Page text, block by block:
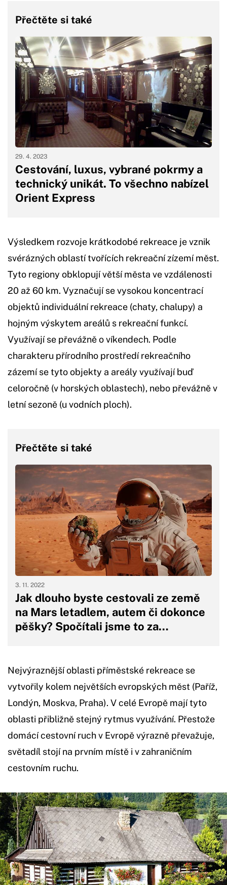
Přečtěte si také
Cestování, luxus, vybrané pokrmy a
technický unikát. To všechno nabízel
Orient Express
29. 4. 2023
Výsledkem rozvoje krátkodobé rekreace je vznik
svérázných oblastí tvořících rekreační zízemí měst.
Tyto regiony obklopují větší města ve vzdálenosti
20 až 60 km. Vyznačují se vysokou koncentrací
objektů individuální rekreace (chaty, chalupy) a
hojným výskytem areálů s rekreační funkcí.
Využívají se převážně o víkendech. Podle
charakteru přírodního prostředí rekreačního
zázemí se tyto objekty a areály využívají buď
celoročně (v horských oblastech), nebo převážně v
letní sezoně (u vodních ploch).
Přečtěte si také
Jak dlouho byste cestovali ze země
na Mars letadlem, autem či dokonce
pěšky? Spočítali jsme to za…
3. 11. 2022
Nejvýraznější oblasti příměstské rekreace se
vytvořily kolem největších evropských měst (Paříž,
Londýn, Moskva, Praha). V celé Evropě mají tyto
oblasti přibližně stejný rytmus využívání. Přestože
domácí cestovní ruch v Evropě výrazně převažuje,
světadíl stojí na prvním místě i v zahraničním
cestovním ruchu.